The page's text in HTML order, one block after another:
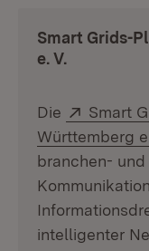
Smart Grids-
e. V.
Die Extern:
Smart
Württemberg
branchen-
intelligenter